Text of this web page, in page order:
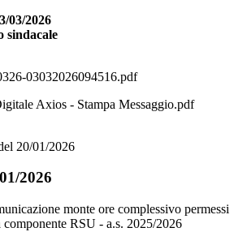
03/2026
sindacale
03032026094516.pdf
Axios - Stampa Messaggio.pdf
20/01/2026
2026
monte ore complessivo permessi
componente RSU - a.s. 2025/2026